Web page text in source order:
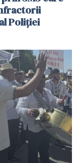
Poliției